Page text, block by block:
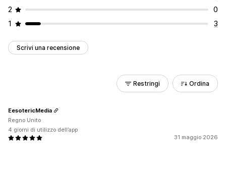
2
0
1
3
Scrivi una recensione
Restringi Ordina
31 maggio 2026
EesotericMedia
Regno Unito
4 giorni di utilizzo dell’app